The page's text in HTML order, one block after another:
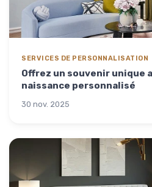
SERVICES DE PERSONNALISATION
Offrez un souvenir unique
naissance personnalisé
30 nov. 2025